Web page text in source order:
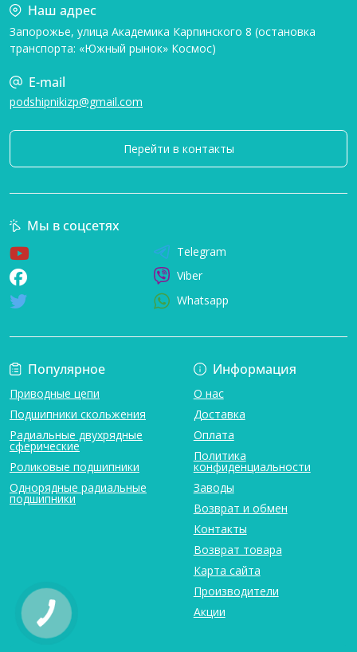
Наш адрес
Запорожье, улица Академика Карпинского 8 (остановка
транспорта: «Южный рынок» Космос)
E-mail
podshipnikizp@gmail.com
Перейти в контакты
Популярное
Приводные цепи
Подшипники скольжения
Радиальные двухрядные
сферические
Роликовые подшипники
Однорядные радиальные
подшипники
Информация
О нас
Доставка
Оплата
Политика
конфиденциальности
Заводы
Возврат и обмен
Контакты
Возврат товара
Карта сайта
Производители
Акции
Мы в соцсетях
Telegram
Viber
Whatsapp